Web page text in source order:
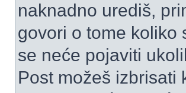
naknadno urediš,
govori o tome koliko
se neće pojaviti
Post možeš